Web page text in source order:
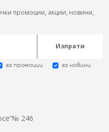
промоции, акции, новини,
Изпрати
за промоции за новини
246